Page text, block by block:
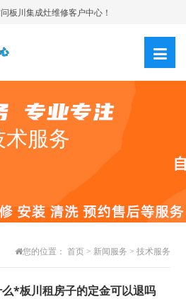
板川集成灶维修客户中心！
术服务
您的位置： 首页> 新闻服务 > 技术服务
*板川租房子的定金可以退吗